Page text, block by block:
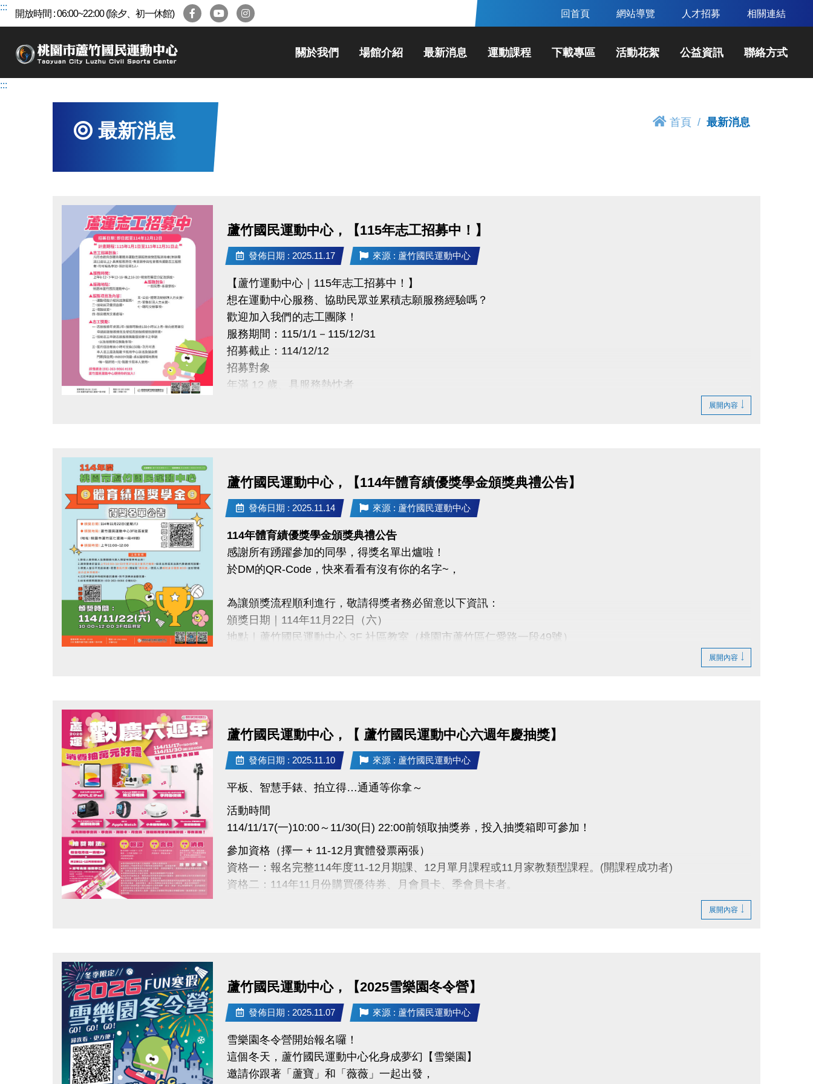
跳
區
:::
開放時間 : 06:00~22:00 (除夕、初一休館) 回首頁 網站導覽 人才招募 相關連結
關於我們 場館介紹 最新消息 運動課程 下載專區 活動花絮 公益資訊 聯絡方式
:::
最新消息 首頁 最新消息
蘆竹國民運動中心，【115年志工招募中！】
發佈日期 : 2025.11.17 來源 : 蘆竹國民運動中心
【蘆竹運動中心｜115年志工招募中！】
想在運動中心服務、協助民眾並累積志願服務經驗嗎？
歡迎加入我們的志工團隊！
服務期間：115/1/1－115/12/31
招募截止：114/12/12
招募對象
年滿 12 歲、具服務熱忱者
（依需求安排）
服務內容
・場館介紹與諮詢
・協助量測血壓
・場館巡查
・簡易文書處理
・其他臨時交辦事項
志工福利
・服務滿 1 年、150 小時可申請績效證明
展開內容
蘆竹國民運動中心，【114年體育績優獎學金頒獎典禮公告】
發佈日期 : 2025.11.14 來源 : 蘆竹國民運動中心
114年體育績優獎學金頒獎典禮公告
感謝所有踴躍參加的同學，得獎名單出爐啦！
於DM的QR-Code，快來看看有沒有你的名字~，
為讓頒獎流程順利進行，敬請得獎者務必留意以下資訊：
頒獎日期｜114年11月22日（六）
地點｜蘆竹國民運動中心 3F 社區教室（桃園市蘆竹區仁愛路一段49號）
3.若需委託他人代領，請備妥委託書及身分證正反影本供現場查驗。
4.已於送件時附上委託書者無需再次填寫。
若有任何問題，歡迎來電詢問：(03) 263-9066 分機102。
再次恭喜所有得獎同學，期待在頒獎典禮與大家見面！
展開內容
蘆竹國民運動中心，【 蘆竹國民運動中心六週年慶抽獎】
發佈日期 : 2025.11.10 來源 : 蘆竹國民運動中心
蘆
竹
民
運
動
中
六
週
年
慶
抽
獎
運
準
備
超
過
項
好
禮
回
饋
各
平板、智慧手錶、拍立得…通通等你拿～
活動時間
114/11/17(一)10:00～11/30(日) 22:00前領取抽獎券，投入抽獎箱即可參加！
參加資格（擇一 + 11-12月實體發票兩張）
資格一：報名完整114年度11-12月期課、12月單月課程或11月家教類型課程。(開課程成功者)
資格二：114年11月份購買優待券、月會員卡、季會員卡者。
資格三：於現場購買入場券、場地結帳，請出示114年11月份蘆運消費發票，單筆總金額超過$800。(泳裝販
多門課＝多張抽獎券，更有機會拿到好禮
詳情請見DM，快來蘆運動起來，把好禮帶回家！
#蘆竹國民運動中心 #六週年慶 #運動最有禮 #好禮活動
展開內容
蘆竹國民運動中心，【2025雪樂園冬令營】
發佈日期 : 2025.11.07 來源 : 蘆竹國民運動中心
雪樂園冬令營開始報名囉！
這個冬天，蘆竹國民運動中心化身成夢幻【雪樂園】
邀請你跟著「蘆寶」和「薇薇」一起出發，